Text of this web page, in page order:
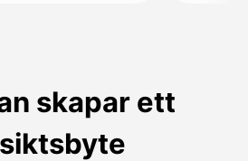
skapar ett